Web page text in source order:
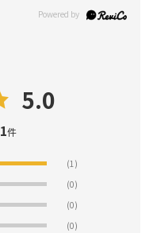
5.0
1件
(1)
(0)
(0)
(0)